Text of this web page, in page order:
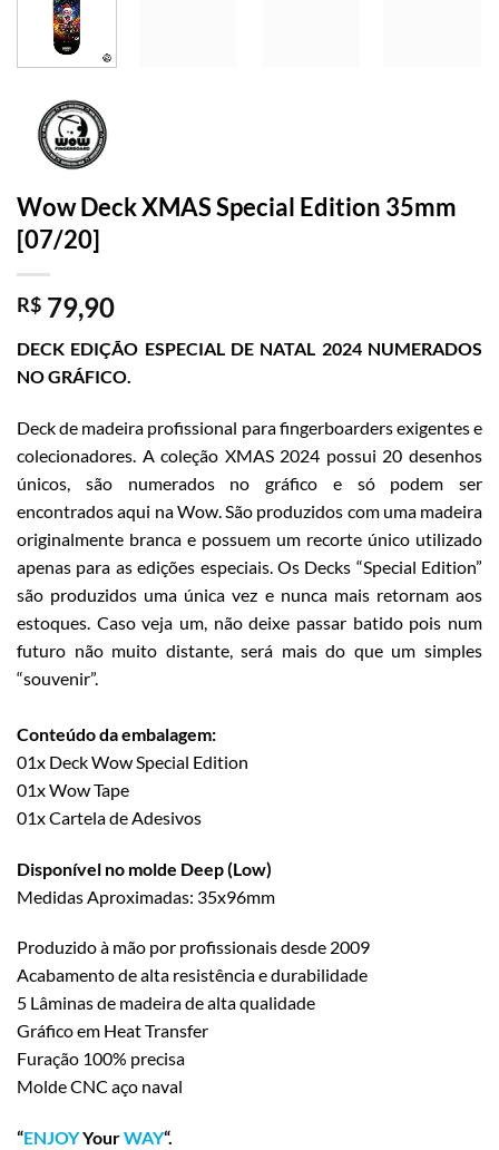
Wow Deck XMAS Special Edition 35mm
[07/20]
R$ 79,90
DECK EDIÇÃO ESPECIAL DE NATAL 2024 NUMERADOS
NO GRÁFICO.
Deck de madeira profissional para fingerboarders exigentes e
colecionadores. A coleção XMAS 2024 possui 20 desenhos
únicos, são numerados no gráfico e só podem ser
encontrados aqui na Wow. São produzidos com uma madeira
originalmente branca e possuem um recorte único utilizado
apenas para as edições especiais. Os Decks “Special Edition”
são produzidos uma única vez e nunca mais retornam aos
estoques. Caso veja um, não deixe passar batido pois num
futuro não muito distante, será mais do que um simples
“souvenir”.
Conteúdo da embalagem:
01x Deck Wow Special Edition
01x Wow Tape
01x Cartela de Adesivos
Disponível no molde Deep (Low)
Medidas Aproximadas: 35x96mm
Produzido à mão por profissionais desde 2009
Acabamento de alta resistência e durabilidade
5 Lâminas de madeira de alta qualidade
Gráfico em Heat Transfer
Furação 100% precisa
Molde CNC aço naval
“ENJOYYourWAY“.